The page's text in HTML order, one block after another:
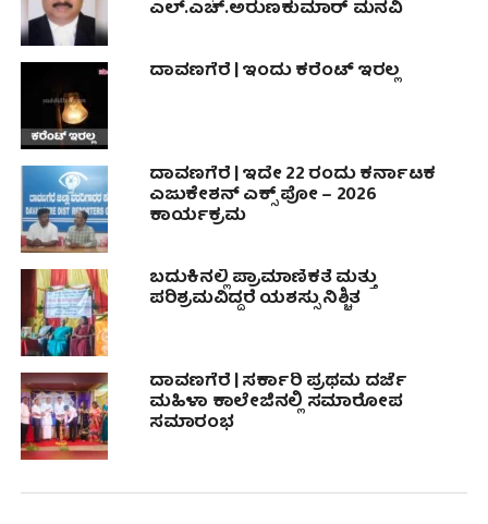
ಎಲ್.ಎಚ್.ಅರುಣಕುಮಾರ್ ಮನವಿ
ದಾವಣಗೆರೆ | ಇಂದು ಕರೆಂಟ್ ಇರಲ್ಲ
ದಾವಣಗೆರೆ | ಇದೇ 22 ರಂದು ಕರ್ನಾಟಕ
ಎಜುಕೇಶನ್ ಎಕ್ಸ್ ಪೋ – 2026
ಕಾರ್ಯಕ್ರಮ
ಬದುಕಿನಲ್ಲಿ ಪ್ರಾಮಾಣಿಕತೆ ಮತ್ತು
ಪರಿಶ್ರಮವಿದ್ದರೆ ಯಶಸ್ಸು ನಿಶ್ಚಿತ
ದಾವಣಗೆರೆ | ಸರ್ಕಾರಿ ಪ್ರಥಮ ದರ್ಜೆ
ಮಹಿಳಾ ಕಾಲೇಜಿನಲ್ಲಿ ಸಮಾರೋಪ
ಸಮಾರಂಭ